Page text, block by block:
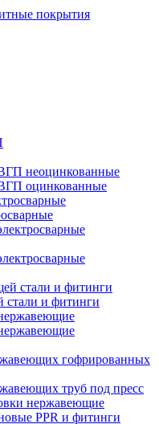
покрытия
неоцинкованные
оцинкованные
и фитинги
гофрированных
труб под пресс
нержавеющие